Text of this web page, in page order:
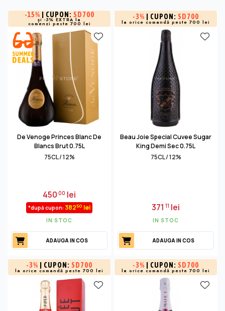
-15% | CUPON: SD700
și -3% EXTRA la
comenzi peste 700 lei
De Venoge Princes Blanc De
Blancs Brut 0.75L
75CL / 12%
45000 lei
*după cupon: 38250 lei
IN STOC
ADAUGA IN COS
-3% | CUPON: SD700
la orice comandă peste 700 lei
Beau Joie Special Cuvee Sugar
King Demi Sec 0.75L
75CL / 12%
37111 lei
IN STOC
ADAUGA IN COS
-3% | CUPON: SD700
la orice comandă peste 700 lei
-3% | CUPON: SD700
la orice comandă peste 700 lei